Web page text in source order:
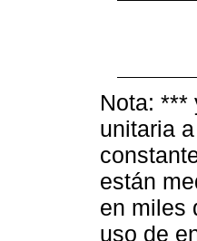
Nota: ***
unitaria
están
en miles
uso de